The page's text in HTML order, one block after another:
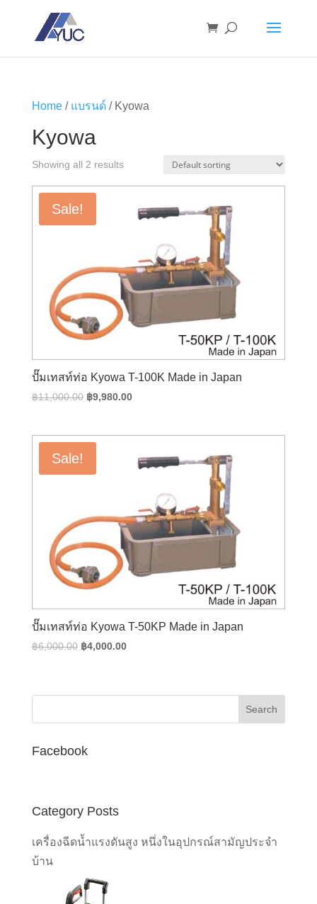
Home/ แบรนด์/ Kyowa
Kyowa
Showing all 2 results
Sale!
ปั๊มเทสท์ท่อ Kyowa T-100K Made in Japan
฿11,000.00 Original
฿11,000.00.
฿9,980.00Current
Sale!
ปั๊มเทสท์ท่อ Kyowa T-50KP Made in Japan
฿6,000.00 Original
฿6,000.00.
฿4,000.00Current
฿4,000.00.
Facebook
Category Posts
เครื่องฉีดน้ำแรงดันสูง หนึ่งในอุปกรณ์สามัญประจำ
บ้าน